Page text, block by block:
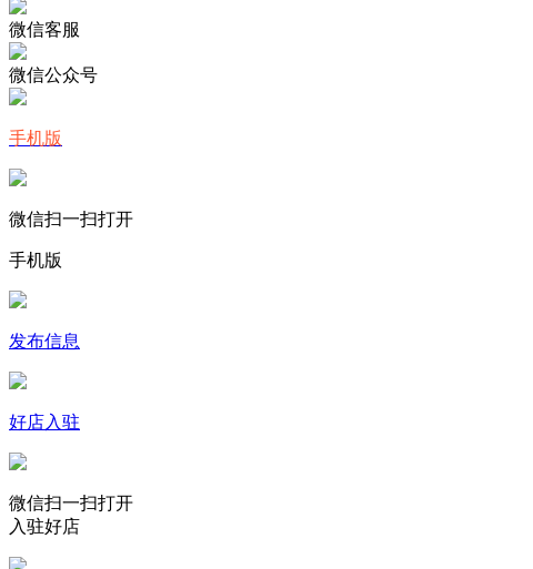
微信客服
微信公众号
手机版
微信扫一扫打开
手机版
发布信息
好店入驻
微信扫一扫打开
入驻好店